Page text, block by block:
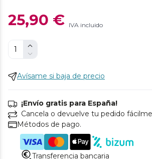
25,90 € IVA incluido
Avísame si baja de precio
¡Envío gratis para España!
Cancela o devuelve tu pedido
Métodos de pago.
Transferencia bancaria